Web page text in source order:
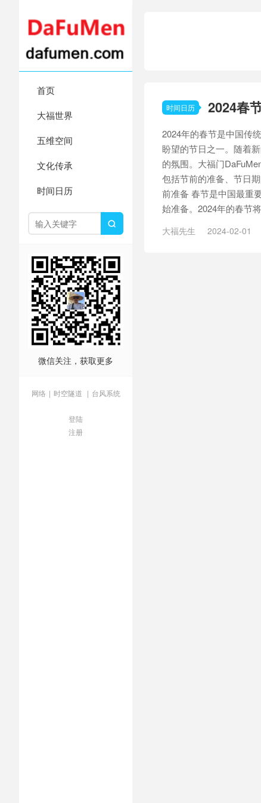
首页
大福世界
五维空间
文化传承
时间日历

微信关注，获取更多
网络 | 时空隧道 | 台风系统
登陆
注册
时间日历 2024春
2024年的春节是中国传
盼望的节日之一。随着
的氛围。大福门
包括节前的准备、节日
前准备 春节是中国最重
始准备。2024年的春节
大福先生 2024-02-01